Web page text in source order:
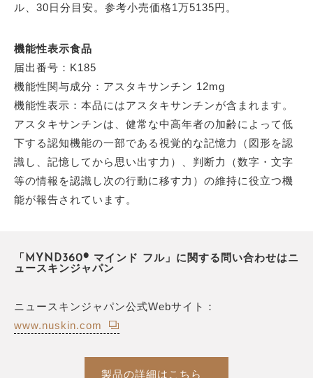
ル、30日分目安。参考小売価格1万5135円。
機能性表示食品
届出番号：K185
機能性関与成分：アスタキサンチン 12mg
機能性表示：本品にはアスタキサンチンが含まれます。
アスタキサンチンは、健常な中高年者の加齢によって低
下する認知機能の一部である視覚的な記憶力（図形を認
識し、記憶してから思い出す力）、判断力（数字・文字
等の情報を認識し次の行動に移す力）の維持に役立つ機
能が報告されています。
「MYND360® マインド フル」に関する問い合わせはニ
ュースキンジャパン
ニュースキンジャパン公式Webサイト：
www.nuskin.com
製品の詳細はこちら